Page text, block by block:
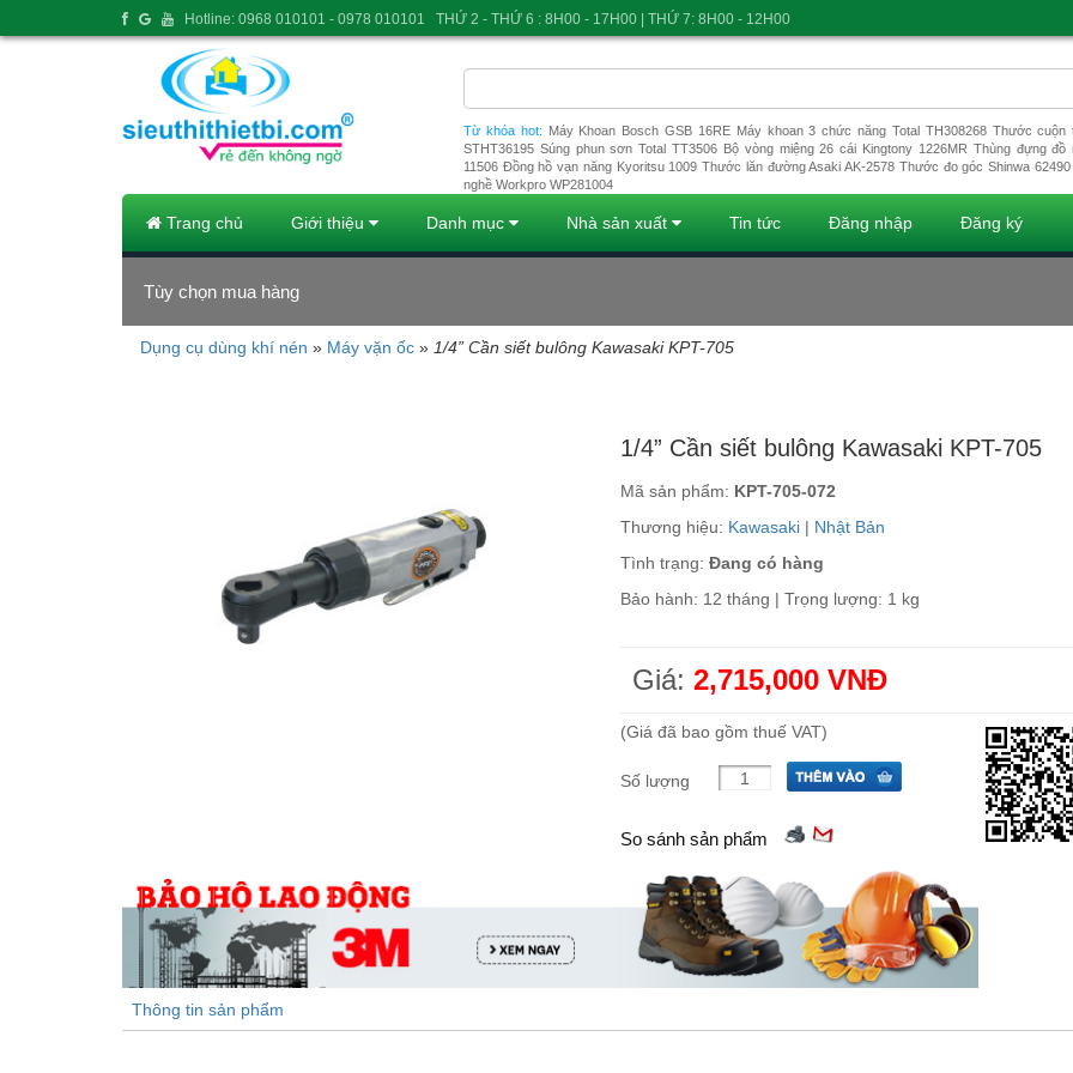
Từ khóa hot: Máy Khoan Bosch GSB 16RE Máy khoan 3 chức năng Total TH308268 Thước cuộn
STHT36195 Súng phun sơn Total TT3506 Bộ vòng miệng 26 cái Kingtony 1226MR Thùng đựng đồ
11506 Đồng hồ vạn năng Kyoritsu 1009 Thước lăn đường Asaki AK-2578 Thước đo góc Shinwa 62490
nghề Workpro WP281004
Trang chủ Giới thiệu Danh mục Nhà sản xuất Tin tức Đăng nhập Đăng ký
Tùy chọn mua hàng
Dụng cụ dùng khí nén » Máy vặn ốc » 1/4” Cần siết bulông Kawasaki KPT-705
1/4” Cần siết bulông Kawasaki KPT-705
Mã sản phẩm: KPT-705-072
Thương hiệu: Kawasaki | Nhật Bản
Tình trạng: Đang có hàng
Bảo hành: 12 tháng | Trọng lượng: 1 kg
Giá:2,715,000 VNĐ
(Giá đã bao gồm thuế VAT)
Số lượng
So sánh sản phẩm
Thông tin sản phẩm
Hotline: 0968 010101 - 0978 010101 THỨ 2 - THỨ 6 : 8H00 - 17H00 | THỨ 7: 8H00 - 12H00